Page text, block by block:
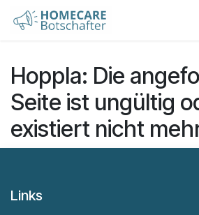
Zum Inhalt springen
Hoppla: Die
Seite ist ungültig
existiert nicht
Links